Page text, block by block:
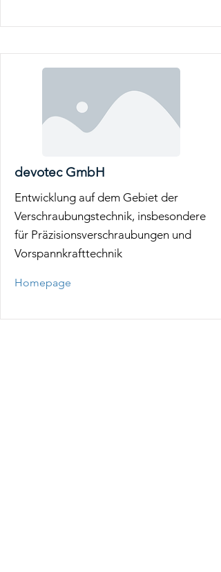
devotec GmbH
Entwicklung auf dem Gebiet der
Verschraubungstechnik, insbesondere
für Präzisionsverschraubungen und
Vorspannkrafttechnik
Homepage